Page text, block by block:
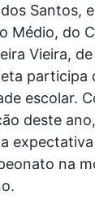
Santos,
Médio, do
Vieira,
participa
escolar.
deste
na